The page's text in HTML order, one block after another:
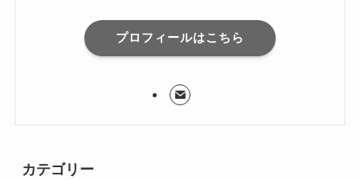
プロフィールはこちら
カテゴリー